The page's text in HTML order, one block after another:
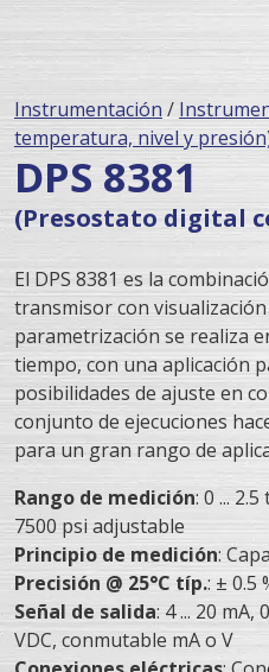
Instrumentación /
temperatura, nivel y
DPS 8381
(Presostato digital
El DPS 8381 es la
transmisor con
parametrización se realiza
tiempo, con una aplicación
posibilidades de ajuste en
conjunto de ejecuciones
para un gran rango de
Rango de medición: 0 ...
7500 psi adjustable
Principio de medición:
Precisión @ 25°C típ.: ± 0.5
Señal de salida: 4 ... 20 mA,
VDC, conmutable mA o V